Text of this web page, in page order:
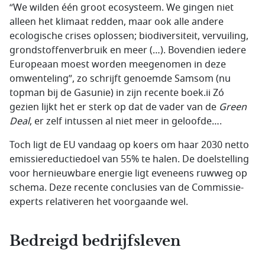
“We wilden één groot ecosysteem. We gingen niet
alleen het klimaat redden, maar ook alle andere
ecologische crises oplossen; biodiversiteit, vervuiling,
grondstoffenverbruik en meer (…). Bovendien iedere
Europeaan moest worden meegenomen in deze
omwenteling”, zo schrijft genoemde Samsom (nu
topman bij de Gasunie) in zijn recente boek.ii Zó
gezien lijkt het er sterk op dat de vader van de Green
Deal, er zelf intussen al niet meer in geloofde….
Toch ligt de EU vandaag op koers om haar 2030 netto
emissiereductiedoel van 55% te halen. De doelstelling
voor hernieuwbare energie ligt eveneens ruwweg op
schema. Deze recente conclusies van de Commissie-
experts relativeren het voorgaande wel.
Bedreigd bedrijfsleven